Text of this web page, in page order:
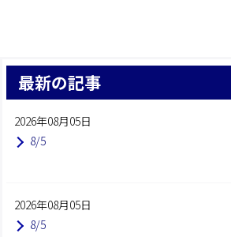
最新の記事
2026年08月05日
8/5
2026年08月05日
8/5